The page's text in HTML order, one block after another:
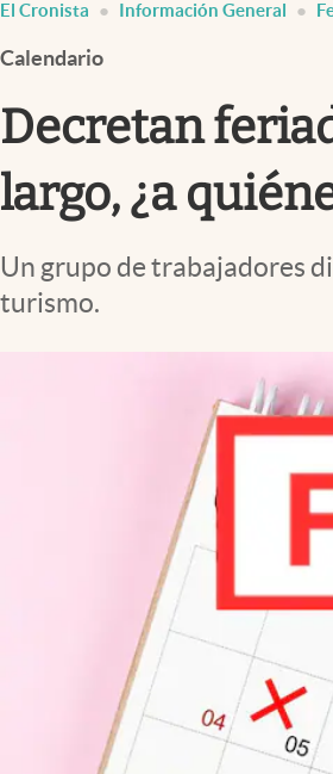
Infotechnology
Clase
Clima
Mundial 2026
Eventos Corporativos
Mediakit
El Cronista Información General
Calendario
Decretan
largo, ¿a
Un grupo de trabajadores
turismo.